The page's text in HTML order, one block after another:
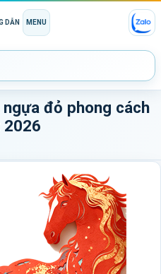
DẪN MENU
đỏ phong cách
2026